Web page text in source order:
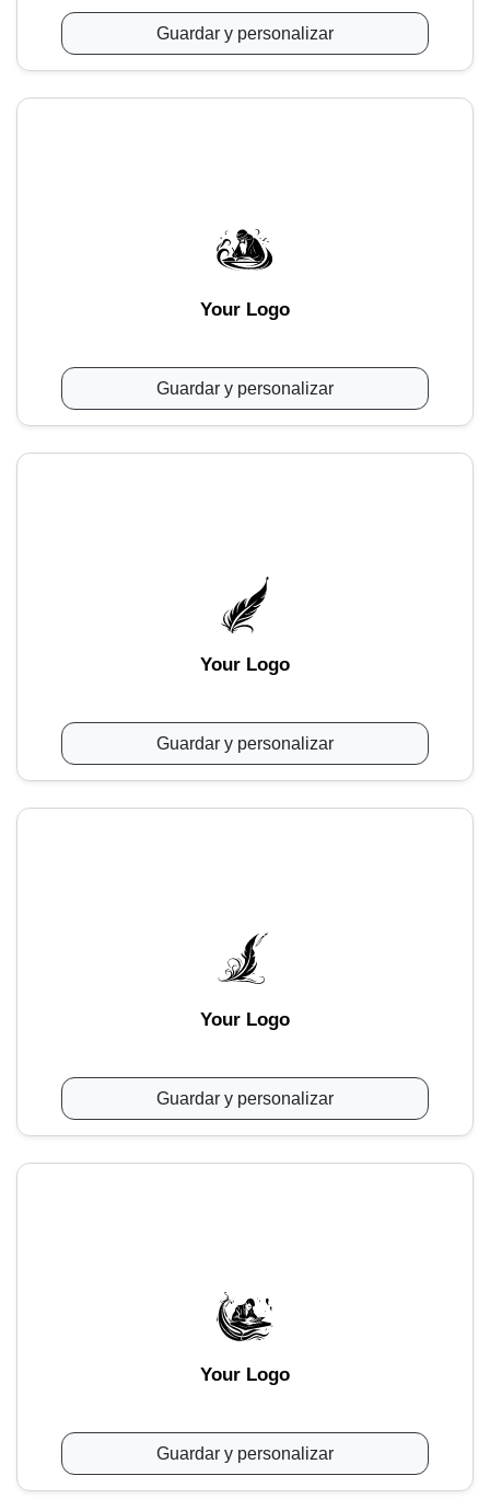
Guardar y personalizar
Your Logo
Guardar y personalizar
Your Logo
Guardar y personalizar
Your Logo
Guardar y personalizar
Your Logo
Guardar y personalizar